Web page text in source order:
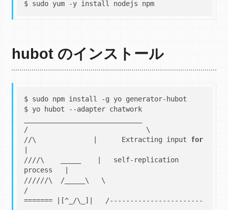
$ sudo yum -y install nodejs npm
hubot のインストール
$ sudo npm install -g yo generator-hubot
$ yo hubot --adapter chatwork
/                             \
//\              |      Extracting input for
////\    _____    |   self-replication
process   |
//////\  /_____\   \
/
======= |[^_/\_]|   /-----------------------